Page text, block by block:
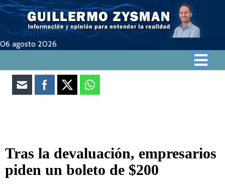
06 agosto 2026
Tras la devaluación, empresarios
piden un boleto de $200